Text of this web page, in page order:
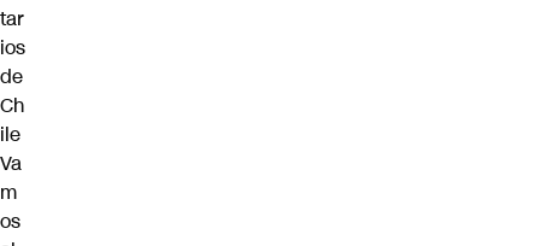
tar
ios
de
Ch
ile
Va
m
os